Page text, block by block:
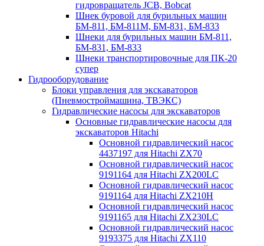
гидровращатель JCB, Bobcat
Шнек буровой для бурильных машин
БМ-811, БМ-811М, БМ-831, БМ-833
Шнеки для бурильных машин БМ-811,
БМ-831, БМ-833
Шнеки транспортировочные для ПК-20
супер
Гидрооборудование
Блоки управления для экскаваторов
(Пневмостроймашина, ТВЭКС)
Гидравлические насосы для экскаваторов
Основные гидравлические насосы для
экскаваторов Hitachi
Основной гидравлический насос
4437197 для Hitachi ZX70
Основной гидравлический насос
9191164 для Hitachi ZX200LC
Основной гидравлический насос
9191164 для Hitachi ZX210H
Основной гидравлический насос
9191165 для Hitachi ZX230LC
Основной гидравлический насос
9193375 для Hitachi ZX110